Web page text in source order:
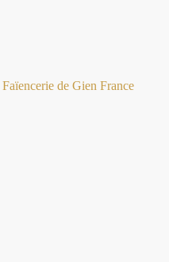
Faïencerie de Gien France